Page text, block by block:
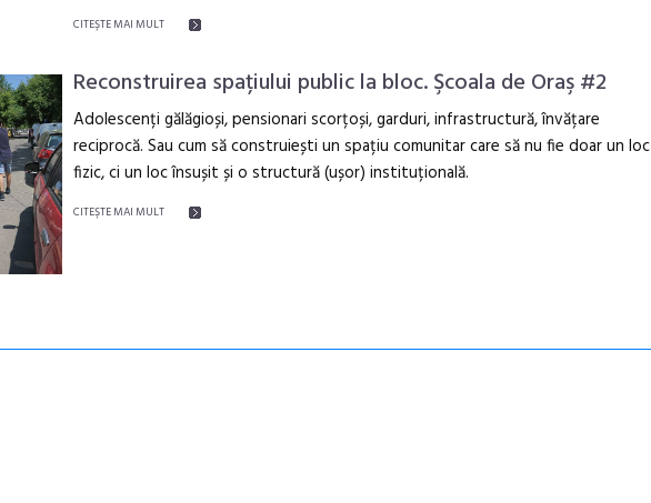
CITEŞTE MAI MULT
Reconstruirea spațiului public la bloc. Şcoala de Oraş #2
Adolescenți gălăgioși, pensionari scorțoși, garduri, infrastructură, învățare
reciprocă. Sau cum să construiești un spațiu comunitar care să nu fie doar un loc
fizic, ci un loc însușit și o structură (ușor) instituțională.
CITEŞTE MAI MULT